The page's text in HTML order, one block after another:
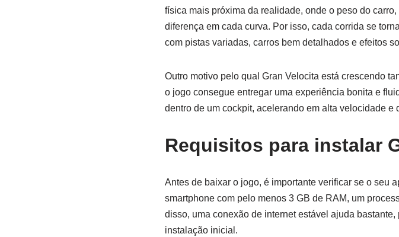
física mais próxima da realidade, onde o peso do
diferença em cada curva. Por isso, cada corrida se
com pistas variadas, carros bem detalhados e efeitos
Outro motivo pelo qual Gran Velocita está crescendo
o jogo consegue entregar uma experiência bonita e
dentro de um cockpit, acelerando em alta velocidade e
Requisitos para instalar
Antes de baixar o jogo, é importante verificar se o seu
smartphone com pelo menos 3 GB de RAM, um
disso, uma conexão de internet estável ajuda
instalação inicial.